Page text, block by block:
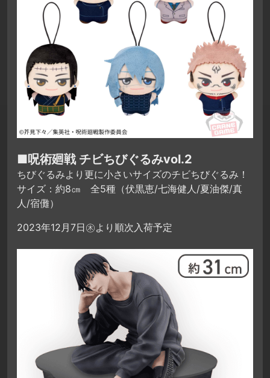
■呪術廻戦 チビちびぐるみvol.2
ちびぐるみより更に小さいサイズのチビちびぐるみ！
サイズ：約8㎝ 全5種（伏黒恵/七海健人/夏油傑/真
人/宿儺）
2023年12月7日㊍より順次入荷予定